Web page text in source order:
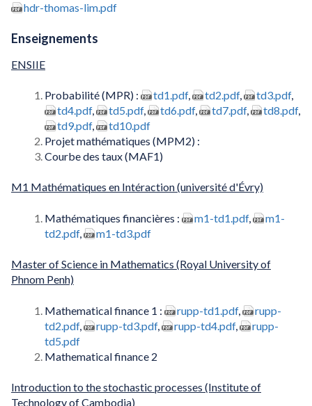
hdr-thomas-lim.pdf
Enseignements
ENSIIE
Probabilité (MPR) : td1.pdf, td2.pdf, td3.pdf,
td4.pdf, td5.pdf, td6.pdf, td7.pdf, td8.pdf,
td9.pdf,
td10.pdf
Projet mathématiques (MPM2) :
Courbe des taux (MAF1)
M1 Mathématiques en Intéraction (université d'Évry)
Mathématiques financières : m1-td1.pdf,
m1-
td2.pdf, m1-td3.pdf
Master of Science in Mathematics (Royal University of
Phnom Penh)
Mathematical finance 1 : rupp-td1.pdf,
rupp-
td2.pdf, rupp-td3.pdf, rupp-td4.pdf,
rupp-
td5.pdf
Mathematical finance 2
Introduction to the stochastic processes (Institute of
Technology of Cambodia)